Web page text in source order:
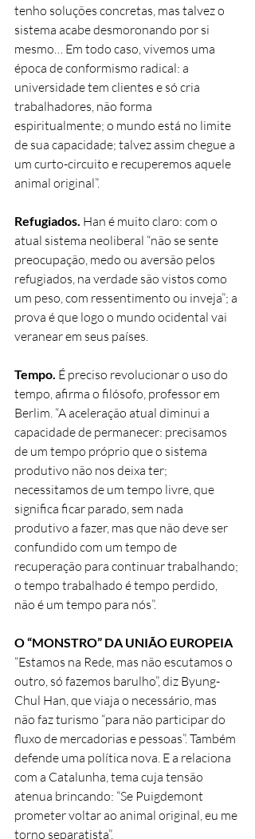
tenho soluções concretas, mas talvez o
sistema acabe desmoronando por si
mesmo… Em todo caso, vivemos uma
época de conformismo radical: a
universidade tem clientes e só cria
trabalhadores, não forma
espiritualmente; o mundo está no limite
de sua capacidade; talvez assim chegue a
um curto-circuito e recuperemos aquele
animal original”.
Refugiados. Han é muito claro: com o
atual sistema neoliberal “não se sente
preocupação, medo ou aversão pelos
refugiados, na verdade são vistos como
um peso, com ressentimento ou inveja”; a
prova é que logo o mundo ocidental vai
veranear em seus países.
Tempo. É preciso revolucionar o uso do
tempo, afirma o filósofo, professor em
Berlim. “A aceleração atual diminui a
capacidade de permanecer: precisamos
de um tempo próprio que o sistema
produtivo não nos deixa ter;
necessitamos de um tempo livre, que
significa ficar parado, sem nada
produtivo a fazer, mas que não deve ser
confundido com um tempo de
recuperação para continuar trabalhando;
o tempo trabalhado é tempo perdido,
não é um tempo para nós”.
O “MONSTRO” DA UNIÃO EUROPEIA
“Estamos na Rede, mas não escutamos o
outro, só fazemos barulho”, diz Byung-
Chul Han, que viaja o necessário, mas
não faz turismo “para não participar do
fluxo de mercadorias e pessoas”. Também
defende uma política nova. E a relaciona
com a Catalunha, tema cuja tensão
atenua brincando: “Se Puigdemont
prometer voltar ao animal original, eu me
torno separatista”.